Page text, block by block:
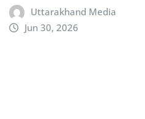
Uttarakhand Media
Jun 30, 2026